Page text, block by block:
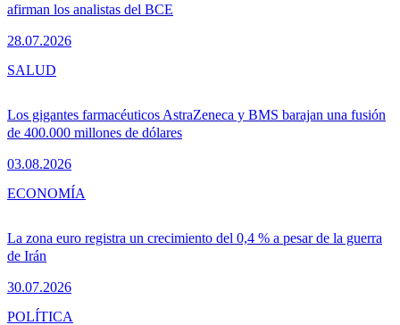
afirman los analistas del BCE
28.07.2026
Los gigantes farmacéuticos AstraZeneca y BMS barajan una fusión
de 400.000 millones de dólares
03.08.2026
SALUD
La zona euro registra un crecimiento del 0,4 % a pesar de la guerra
de Irán
30.07.2026
ECONOMÍA
POLÍTICA